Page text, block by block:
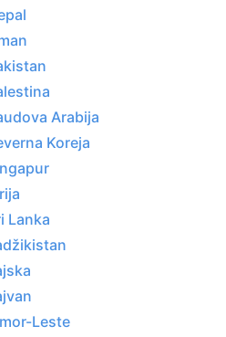
Arabija
Koreja
Leste